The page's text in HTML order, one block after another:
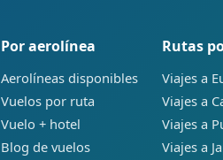
Por aerolínea
Aerolíneas disponibles
Vuelos por ruta
Vuelo + hotel
Blog de vuelos
Rutas
Viajes a
Viajes a
Viajes a
Viajes a